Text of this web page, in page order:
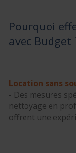
Pourquoi
avec Budget
Location sans
- Des mesures
nettoyage en
offrent une